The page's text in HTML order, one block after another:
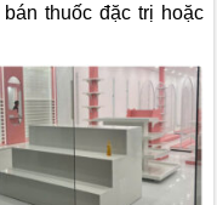
thuốc đặc trị hoặc